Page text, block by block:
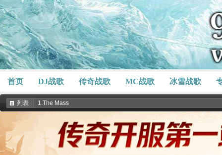
首页 DJ战歌 传奇战歌 MC战歌 冰雪战歌